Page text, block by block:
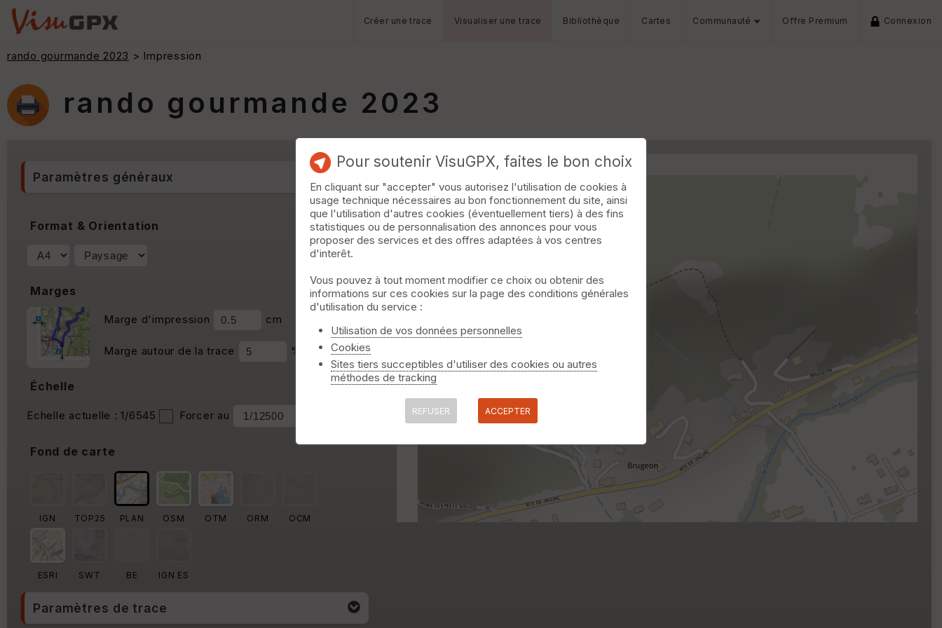
Créer une trace Visualiser une trace Bibliothèque Cartes Communauté Offre Premium Connexion
rando gourmande 2023 > Impression
rando gourmande 2023
Paramètres généraux
Format & Orientation
Marges
Marge d'impression cm
Marge autour de la trace %
Échelle
Echelle actuelle : 1/6545 Forcer au
Fond de carte
IGN TOP25 PLAN OSM OTM ORM OCM
ESRI SWT BE IGN ES
Paramètres de trace
Pour soutenir VisuGPX, faites le bon choix
En cliquant sur "accepter" vous autorisez l'utilisation de cookies à
usage technique nécessaires au bon fonctionnement du site, ainsi
que l'utilisation d'autres cookies (éventuellement tiers) à des fins
statistiques ou de personnalisation des annonces pour vous
proposer des services et des offres adaptées à vos centres
d'interêt.
Vous pouvez à tout moment modifier ce choix ou obtenir des
informations sur ces cookies sur la page des conditions générales
d'utilisation du service :
Utilisation de vos données personnelles
Cookies
Sites tiers succeptibles d'utiliser des cookies ou autres
méthodes de tracking
REFUSER ACCEPTER